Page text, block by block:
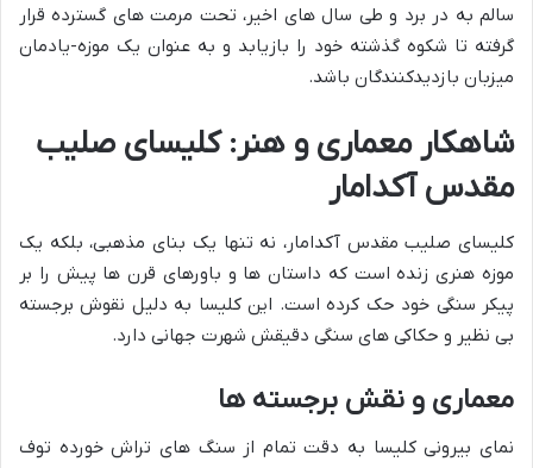
سالم به در برد و طی سال های اخیر، تحت مرمت های گسترده قرار
گرفته تا شکوه گذشته خود را بازیابد و به عنوان یک موزه-یادمان
میزبان بازدیدکنندگان باشد.
شاهکار معماری و هنر: کلیسای صلیب
مقدس آکدامار
کلیسای صلیب مقدس آکدامار، نه تنها یک بنای مذهبی، بلکه یک
موزه هنری زنده است که داستان ها و باورهای قرن ها پیش را بر
پیکر سنگی خود حک کرده است. این کلیسا به دلیل نقوش برجسته
بی نظیر و حکاکی های سنگی دقیقش شهرت جهانی دارد.
معماری و نقش برجسته ها
نمای بیرونی کلیسا به دقت تمام از سنگ های تراش خورده توف